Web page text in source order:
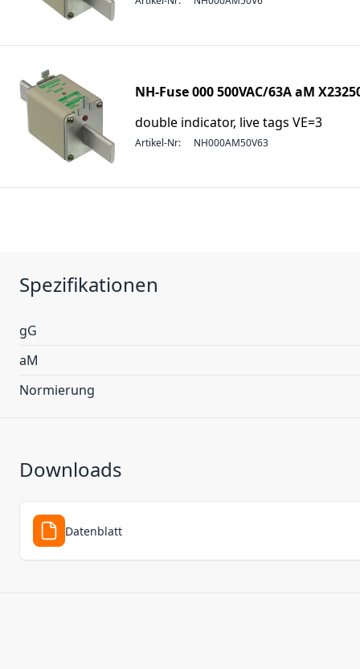
NH-Fuse 000 500VAC/63A aM
double indicator, live tags VE=3
Artikel-Nr: NH000AM50V63
Spezifikationen
gG
aM
Normierung
Downloads
Datenblatt